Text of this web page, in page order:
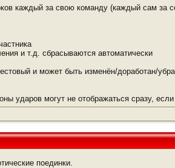
каждый за свою команду (каждый сам за
и т.д. сбрасываются автоматически
и может быть изменён/доработан/
ударов могут не отображаться сразу,
поединки.